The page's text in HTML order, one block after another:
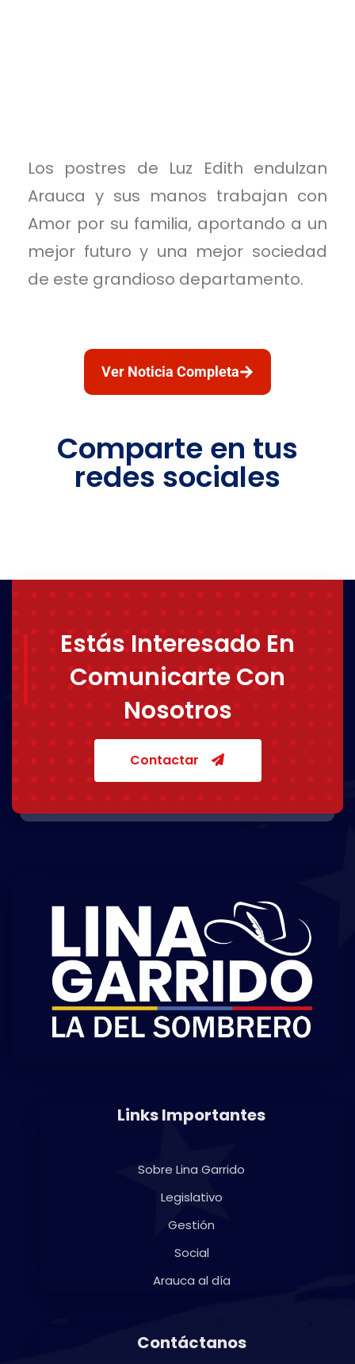
Los postres de Luz Edith endulzan
Arauca y sus manos trabajan con
Amor por su familia, aportando a un
mejor futuro y una mejor sociedad
de este grandioso departamento.
Ver Noticia Completa
Comparte en tus
redes sociales
Estás Interesado En
Comunicarte Con
Nosotros
Contactar
Links Importantes
Sobre Lina Garrido
Legislativo
Gestión
Social
Arauca al día
Contáctanos